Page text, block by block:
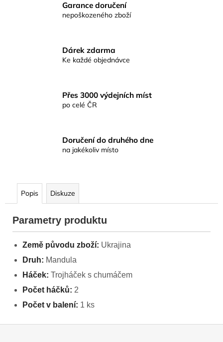
Garance doručení
nepoškozeného zboží
Dárek zdarma
Ke každé objednávce
Přes 3000 výdejních míst
po celé ČR
Doručení do druhého dne
na jakékoliv místo
Popis Diskuze
Parametry produktu
Země původu zboží: Ukrajina
Druh: Mandula
Háček: Trojháček s chumáčem
Počet háčků: 2
Počet v balení: 1 ks